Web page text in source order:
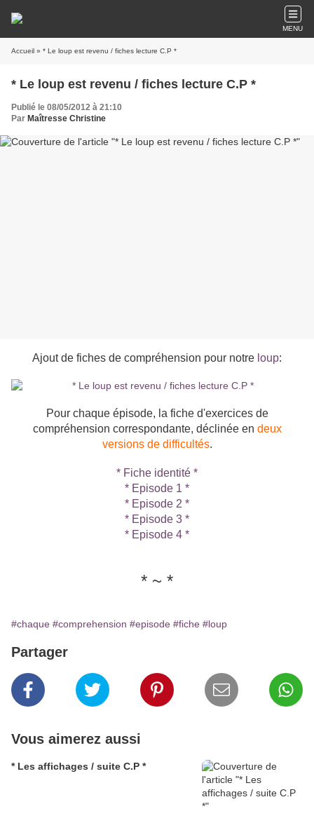
MENU
Accueil » * Le loup est revenu / fiches lecture C.P *
* Le loup est revenu / fiches lecture C.P *
Publié le 08/05/2012 à 21:10
Par Maîtresse Christine
Ajout de fiches de compréhension pour notre loup:
Pour chaque épisode, la fiche d'exercices de
compréhension correspondante, déclinée en deux
versions de difficultés.
* Fiche identité *
* Episode 1 *
* Episode 2 *
* Episode 3 *
* Episode 4 *
* ~ *
#chaque #comprehension #episode #fiche #loup
Partager
Vous aimerez aussi
* Les affichages / suite C.P *